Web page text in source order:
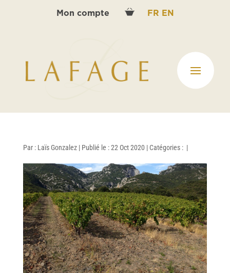
Mon compte FR EN
Par : Laïs Gonzalez | Publié le : 22 Oct 2020 | Catégories : |